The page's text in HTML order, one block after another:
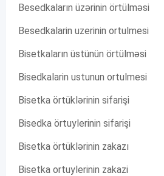
Besedkaların üzərinin örtülməsi
Besedkalarin uzerinin ortulmesi
Bisetkaların üstünün örtülməsi
Bisedkalarin ustunun ortulmesi
Bisetka örtüklərinin sifarişi
Bisedka örtuylerinin sifarişi
Bisetka örtüklərinin zakazı
Bisetka ortuylerinin zakazi